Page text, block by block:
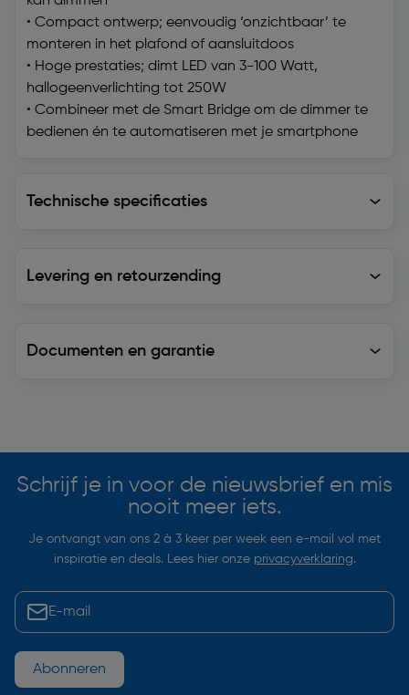
• Compact ontwerp; eenvoudig ‘onzichtbaar’ te
monteren in het plafond of aansluitdoos
• Hoge prestaties; dimt LED van 3-100 Watt,
hallogeenverlichting tot 250W
• Combineer met de Smart Bridge om de dimmer te
bedienen én te automatiseren met je smartphone
Technische specificaties
Levering en retourzending
Documenten en garantie
Schrijf je in voor de nieuwsbrief en mis
nooit meer iets.
Je ontvangt van ons 2 à 3 keer per week een e-mail vol met
inspiratie en deals. Lees hier onze privacyverklaring.
Abonneren